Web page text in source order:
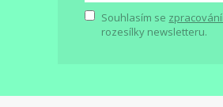
Souhlasím se
rozesílky newsletteru.